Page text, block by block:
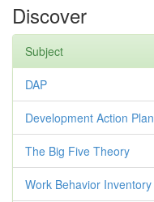
Discover
Subject
DAP
Development Action Plan
The Big Five Theory
Work Behavior Inventory